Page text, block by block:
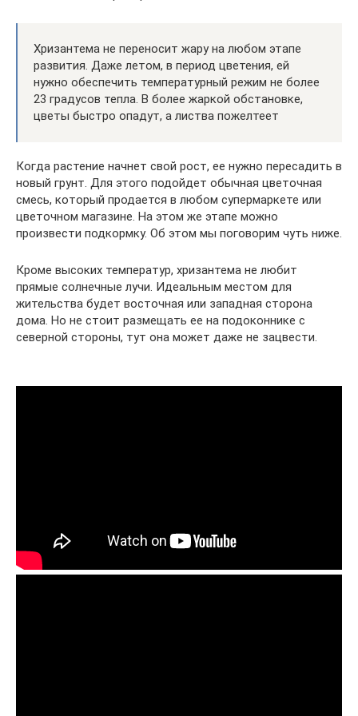
Хризантема не переносит жару на любом этапе
развития. Даже летом, в период цветения, ей
нужно обеспечить температурный режим не более
23 градусов тепла. В более жаркой обстановке,
цветы быстро опадут, а листва пожелтеет
Когда растение начнет свой рост, ее нужно пересадить в
новый грунт. Для этого подойдет обычная цветочная
смесь, который продается в любом супермаркете или
цветочном магазине. На этом же этапе можно
произвести подкормку. Об этом мы поговорим чуть ниже.
Кроме высоких температур, хризантема не любит
прямые солнечные лучи. Идеальным местом для
жительства будет восточная или западная сторона
дома. Но не стоит размещать ее на подоконнике с
северной стороны, тут она может даже не зацвести.